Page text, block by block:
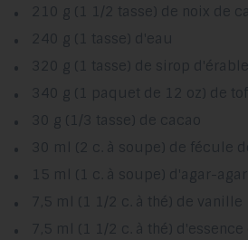
210 g (1 1/2 tasse) de noix de
240 g (1 tasse) d'eau
320 g (1 tasse) de sirop d'érable
340 g (1 paquet de 12 oz) de
30 g (1/3 tasse) de cacao
30 ml (2 c. à soupe) de fécule
15 ml (1 c. à soupe) d'agar-agar
7,5 ml (1 1/2 c. à thé) de vanille
7,5 ml (1 1/2 c. à thé)